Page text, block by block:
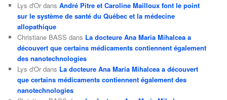
Lys d'Or dansAndré Pitre et Caroline Mailloux font le point
sur le système de santé du Québec et la médecine
allopathique
Christiane BASS dans La docteure Ana Maria Mihalcea a
découvert que certains médicaments contiennent également
des nanotechnologies
Lys d'Or dans La docteure Ana Maria Mihalcea a découvert
que certains médicaments contiennent également des
nanotechnologies